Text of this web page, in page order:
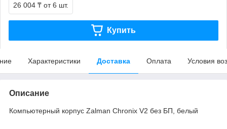
26 004 ₸ от 6 шт.
Купить
Характеристики Доставка Оплата Условия
Описание
Компьютерный корпус Zalman Chronix V2 без БП, белый